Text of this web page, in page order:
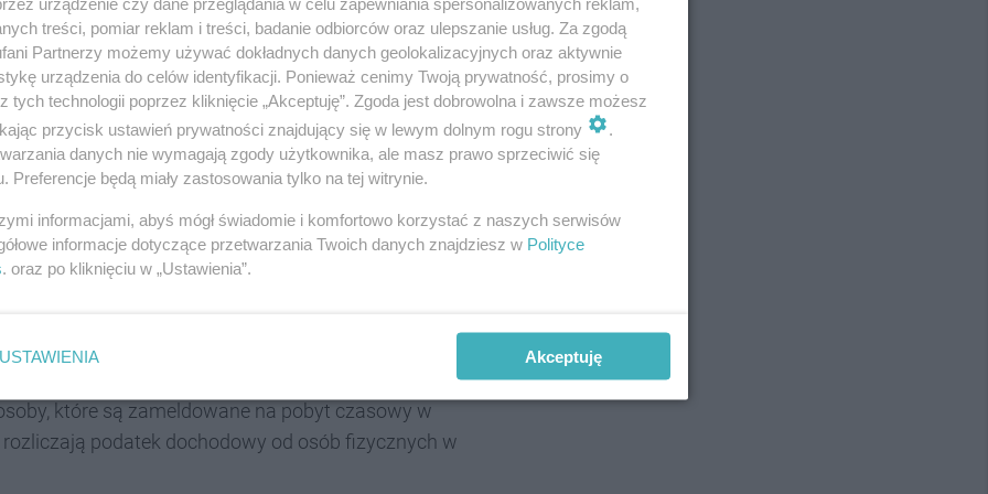
Parkingowej Karty Mieszkańca przez
w Katowicach w granicach Śródmiejskiej
Płatnego Parkowania oraz rozliczające
w Katowicach, przy czym oba te czynniki
Sobula, wiceprezydent Katowic.
Śródmiejska Strefa Płatnego Parkowania
„Strefą B”. Oprócz tego wśród
Parkingowej Katy Mieszkańca (PKM).
które są zameldowane na pobyt czasowy w
podatek dochodowy od osób fizycznych w
treści, pomiar reklam i treści, badanie odbiorców oraz ulepszanie usług. Za zgodą
Partnerzy możemy używać dokładnych danych geolokalizacyjnych oraz aktywnie
urządzenia do celów identyfikacji. Ponieważ cenimy Twoją prywatność, prosimy o
tych technologii poprzez kliknięcie „Akceptuję”. Zgoda jest dobrowolna i zawsze możesz
przycisk ustawień prywatności znajdujący się w lewym dolnym rogu strony
.
danych nie wymagają zgody użytkownika, ale masz prawo sprzeciwić się
Preferencje będą miały zastosowania tylko na tej witrynie.
informacjami, abyś mógł świadomie i komfortowo korzystać z naszych serwisów
informacje dotyczące przetwarzania Twoich danych znajdziesz w Polityce
. oraz po kliknięciu w „Ustawienia”.
USTAWIENIA Akceptuję